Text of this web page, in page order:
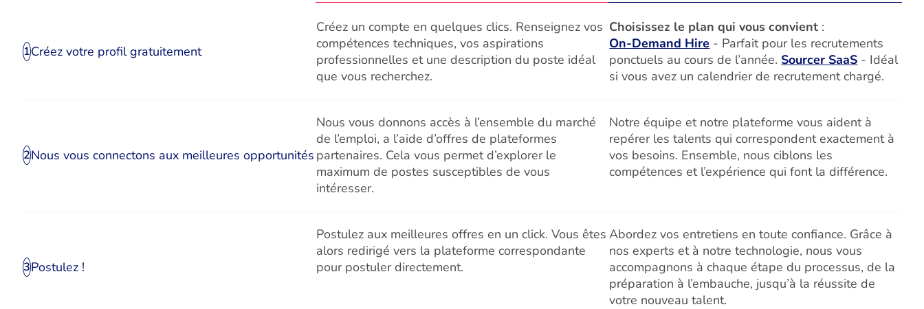
1Créez votre profil gratuitement
Créez un compte en quelques clics. Renseignez vos
compétences techniques, vos aspirations
professionnelles et une description du poste idéal
que vous recherchez.
Choisissez le plan qui vous convient :
On-Demand Hire - Parfait pour les recrutements
ponctuels au cours de l’année. Sourcer SaaS - Idéal
si vous avez un calendrier de recrutement chargé.
2Nous vous connectons aux meilleures opportunités
Nous vous donnons accès à l’ensemble du marché
de l’emploi, a l’aide d’offres de plateformes
partenaires. Cela vous permet d’explorer le
maximum de postes susceptibles de vous
intéresser.
Notre équipe et notre plateforme vous aident à
repérer les talents qui correspondent exactement à
vos besoins. Ensemble, nous ciblons les
compétences et l’expérience qui font la différence.
3Postulez !
Postulez aux meilleures offres en un click. Vous êtes
alors redirigé vers la plateforme correspondante
pour postuler directement.
Abordez vos entretiens en toute confiance. Grâce à
nos experts et à notre technologie, nous vous
accompagnons à chaque étape du processus, de la
préparation à l’embauche, jusqu’à la réussite de
votre nouveau talent.